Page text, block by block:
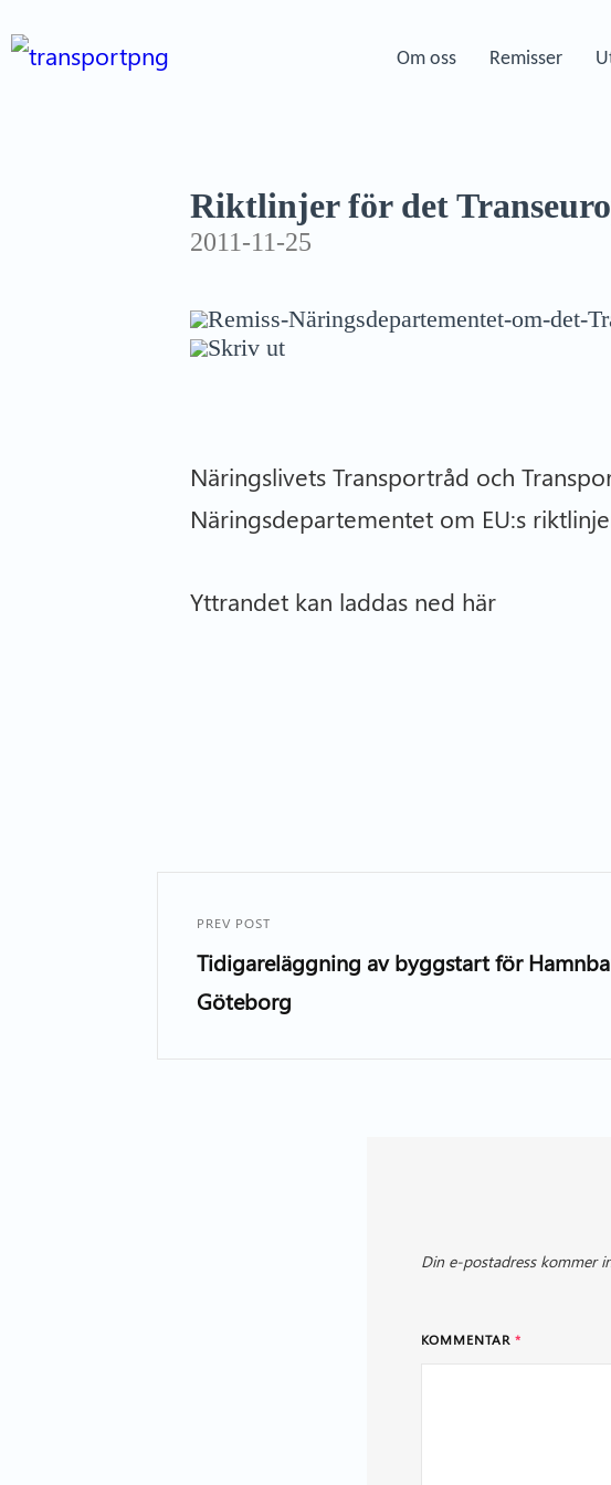
Om oss Remisser
Riktlinjer för det
2011-11-25
Remiss-Näringsdepartementet-om-det-
Skriv ut
Näringslivets Transportråd och
Näringsdepartementet om EU:s
Yttrandet kan laddas ned här
PREV POST
Tidigareläggning av byggstart för
Göteborg
Din e-postadress kommer
KOMMENTAR *